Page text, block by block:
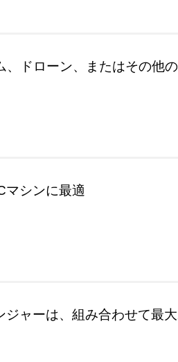
ドローン、またはその他
マシンに最適
ャーは、組み合わせて最